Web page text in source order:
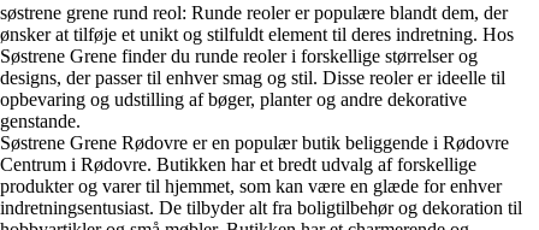
søstrene grene rund reol: Runde reoler er populære blandt dem, der
ønsker at tilføje et unikt og stilfuldt element til deres indretning. Hos
Søstrene Grene finder du runde reoler i forskellige størrelser og
designs, der passer til enhver smag og stil. Disse reoler er ideelle til
opbevaring og udstilling af bøger, planter og andre dekorative
genstande.
Søstrene Grene Rødovre er en populær butik beliggende i Rødovre
Centrum i Rødovre. Butikken har et bredt udvalg af forskellige
produkter og varer til hjemmet, som kan være en glæde for enhver
indretningsentusiast. De tilbyder alt fra boligtilbehør og dekoration til